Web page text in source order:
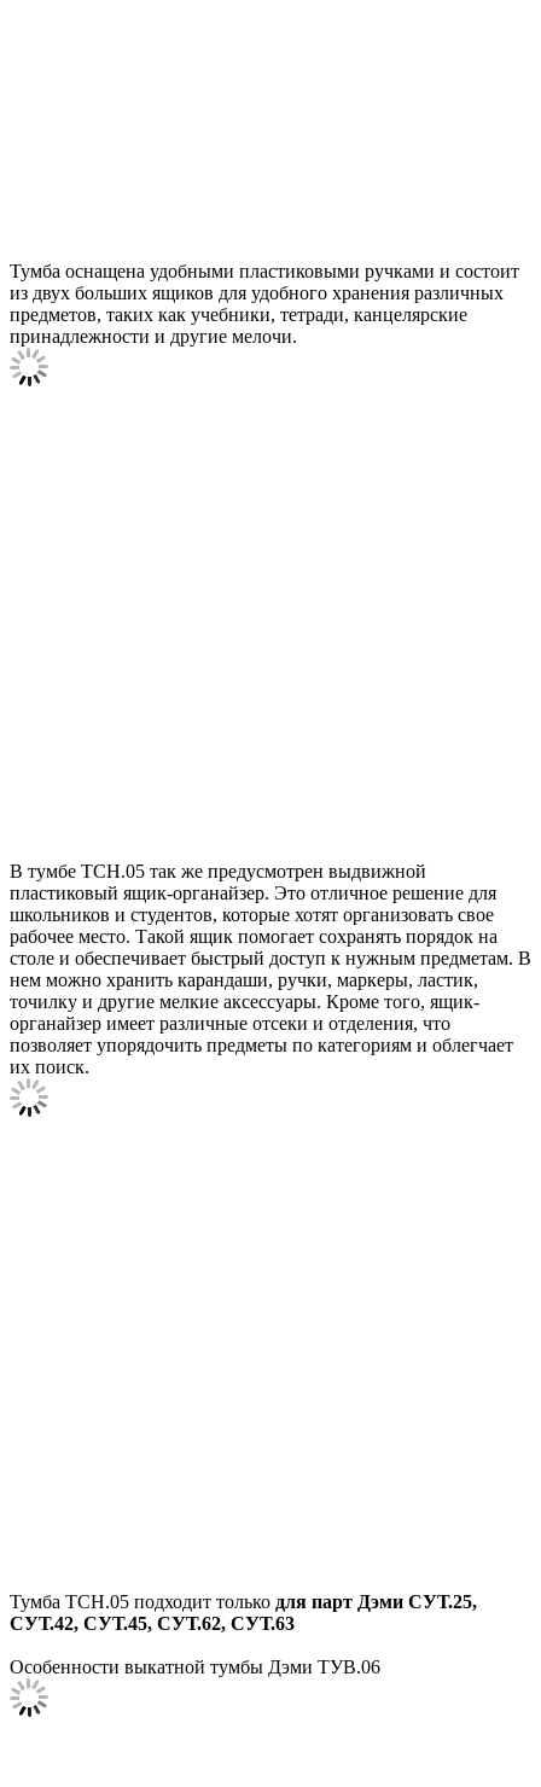
Тумба оснащена удобными пластиковыми ручками и состоит
из двух больших ящиков для удобного хранения различных
предметов, таких как учебники, тетради, канцелярские
принадлежности и другие мелочи.
В тумбе ТСН.05 так же предусмотрен выдвижной
пластиковый ящик-органайзер. Это отличное решение для
школьников и студентов, которые хотят организовать свое
рабочее место. Такой ящик помогает сохранять порядок на
столе и обеспечивает быстрый доступ к нужным предметам. В
нем можно хранить карандаши, ручки, маркеры, ластик,
точилку и другие мелкие аксессуары. Кроме того, ящик-
органайзер имеет различные отсеки и отделения, что
позволяет упорядочить предметы по категориям и облегчает
их поиск.
Тумба ТСН.05 подходит только для парт Дэми СУТ.25,
СУТ.42, СУТ.45, СУТ.62, СУТ.63
Особенности выкатной тумбы Дэми ТУВ.06